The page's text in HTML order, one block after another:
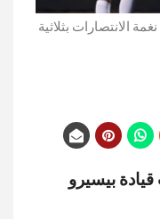
الانتصارات بثلاثية
بيسيرو